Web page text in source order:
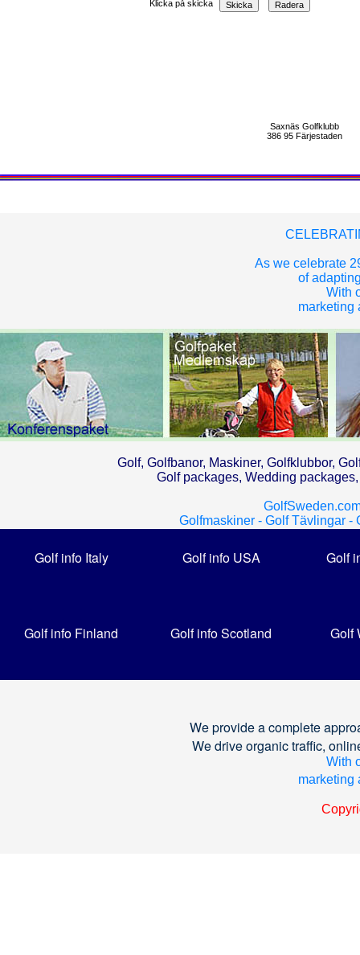
Klicka på skicka
Saxnäs Golfklubb
386 95 Färjestaden
As we celebrate
of
With
marketing
Golf, Golfbanor, Maskiner, Golfklubbor,
Golf packages, Wedding
Golfmaskiner - Golf Tävlingar -
Golf info Italy Golf info USA Golf
Golf info Finland Golf info Scotland Golf
We provide a complete
We drive organic traffic,
With
marketing